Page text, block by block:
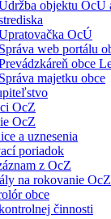
objektu OcÚ
OcÚ
Správa web portálu
obce
Správa majetku obce
OcZ
OcZ
a uznesenia
poriadok
z OcZ
na rokovanie OcZ
obce
činnosti